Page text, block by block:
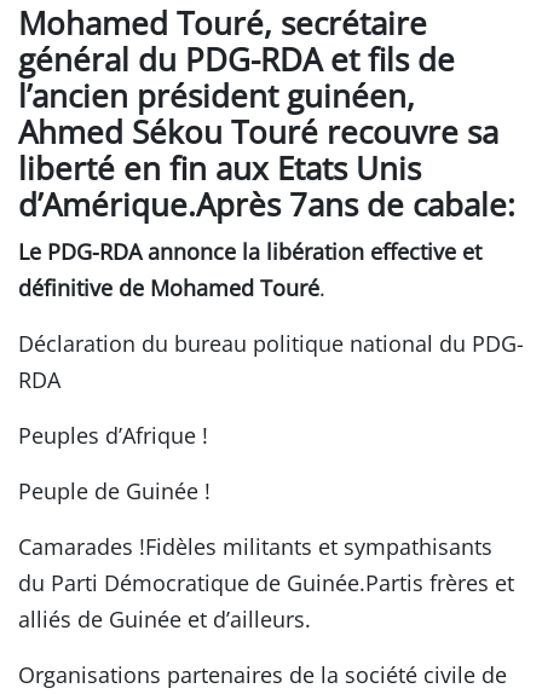
Mohamed Touré, secrétaire
général du PDG-RDA et fils de
l’ancien président guinéen,
Ahmed Sékou Touré recouvre sa
liberté en fin aux Etats Unis
d’Amérique.Après 7ans de cabale:
Le PDG-RDA annonce la libération effective et
définitive de Mohamed Touré.
Déclaration du bureau politique national du PDG-
RDA
Peuples d’Afrique !
Peuple de Guinée !
Camarades !Fidèles militants et sympathisants
du Parti Démocratique de Guinée.Partis frères et
alliés de Guinée et d’ailleurs.
Organisations partenaires de la société civile de